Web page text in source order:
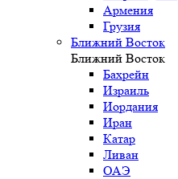
Армения
Грузия
Ближний Восток
Ближний Восток
Бахрейн
Израиль
Иордания
Иран
Катар
Ливан
ОАЭ